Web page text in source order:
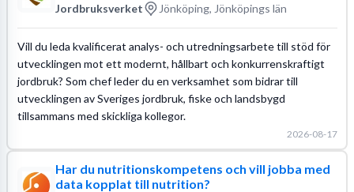
Jordbruksverket Jönköping, Jönköpings län
Vill du leda kvalificerat analys- och utredningsarbete till stöd för
utvecklingen mot ett modernt, hållbart och konkurrenskraftigt
jordbruk? Som chef leder du en verksamhet som bidrar till
utvecklingen av Sveriges jordbruk, fiske och landsbygd
tillsammans med skickliga kollegor.
2026-08-17
Har du nutritionskompetens och vill jobba med
data kopplat till nutrition?